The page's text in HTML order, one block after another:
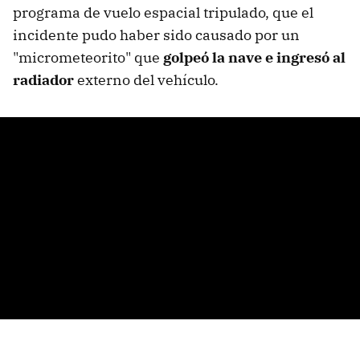
programa de vuelo espacial tripulado, que el
incidente pudo haber sido causado por un
"micrometeorito" que golpeó la nave e ingresó al
radiadorexterno del vehículo.